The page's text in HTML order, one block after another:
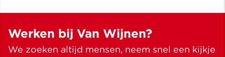
Werken bij Van Wijnen?
We zoeken altijd mensen, neem snel een kijkje